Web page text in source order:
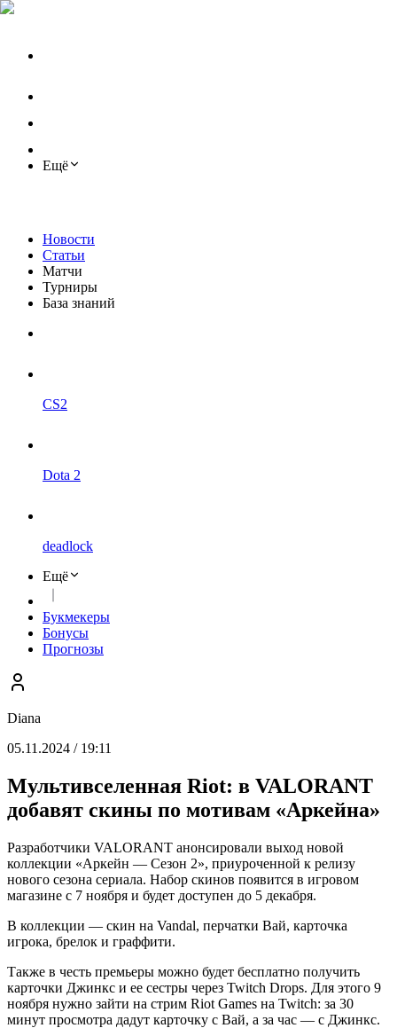
Ещё
Новости
Статьи
Матчи
Турниры
База знаний
CS2
Dota 2
deadlock
Ещё
Букмекеры
Бонусы
Прогнозы
Diana
05.11.2024 / 19:11
Мультивселенная Riot: в VALORANT
добавят скины по мотивам «Аркейна»
Разработчики VALORANT анонсировали выход новой
коллекции «Аркейн — Сезон 2», приуроченной к релизу
нового сезона сериала. Набор скинов появится в игровом
магазине с 7 ноября и будет доступен до 5 декабря.
В коллекции — скин на Vandal, перчатки Вай, карточка
игрока, брелок и граффити.
Также в честь премьеры можно будет бесплатно получить
карточки Джинкс и ее сестры через Twitch Drops. Для этого 9
ноября нужно зайти на стрим Riot Games на Twitch: за 30
минут просмотра дадут карточку с Вай, а за час — с Джинкс.